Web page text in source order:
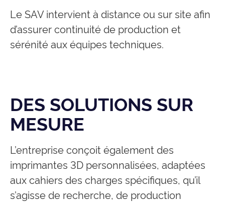
Le SAV intervient à distance ou sur site afin
d’assurer continuité de production et
sérénité aux équipes techniques.
DES SOLUTIONS SUR
MESURE
L’entreprise conçoit également des
imprimantes 3D personnalisées, adaptées
aux cahiers des charges spécifiques, qu’il
s’agisse de recherche, de production